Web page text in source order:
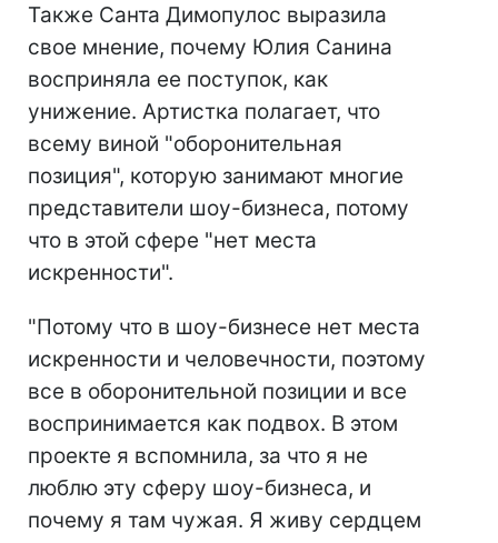
Также Санта Димопулос выразила
свое мнение, почему Юлия Санина
восприняла ее поступок, как
унижение. Артистка полагает, что
всему виной "оборонительная
позиция", которую занимают многие
представители шоу-бизнеса, потому
что в этой сфере "нет места
искренности".
"Потому что в шоу-бизнесе нет места
искренности и человечности, поэтому
все в оборонительной позиции и все
воспринимается как подвох. В этом
проекте я вспомнила, за что я не
люблю эту сферу шоу-бизнеса, и
почему я там чужая. Я живу сердцем